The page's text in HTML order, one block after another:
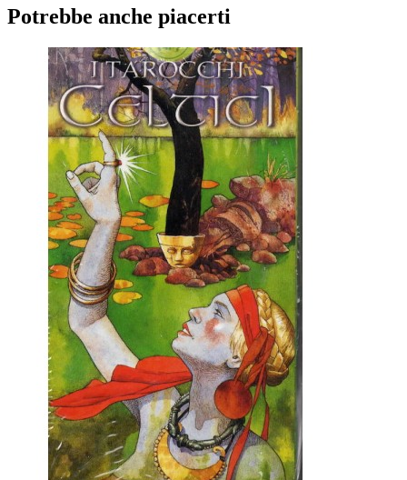
Potrebbe anche piacerti